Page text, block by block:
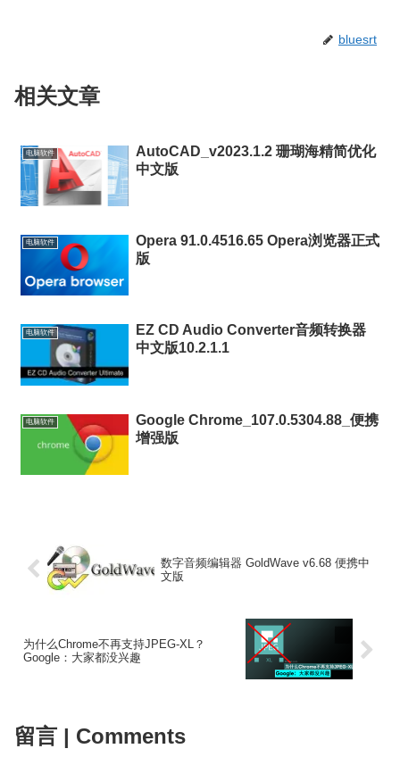
bluesrt
相关文章
电脑软件
AutoCAD_v2023.1.2 珊瑚海精简优化
中文版
电脑软件
Opera 91.0.4516.65 Opera浏览器正式
版
电脑软件
EZ CD Audio Converter音频转换器
中文版10.2.1.1
电脑软件
Google Chrome_107.0.5304.88_便携
增强版
数字音频编辑器 GoldWave v6.68 便携中
文版
为什么Chrome不再支持JPEG-XL？
Google：大家都没兴趣
留言 | Comments